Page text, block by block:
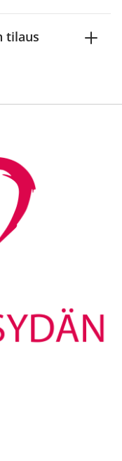
tilaus